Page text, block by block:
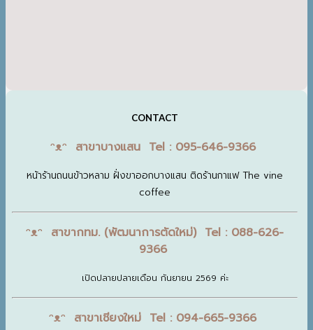
CONTACT
ᵔᴥᵔ สาขาบางแสน Tel : 095-646-9366
หน้าร้านถนนข้าวหลาม ฝั่งขาออกบางแสน ติดร้านกาแฟ The vine
coffee
ᵔᴥᵔ สาขากทม. (พัฒนาการตัดใหม่) Tel : 088-626-
9366
เปิดปลายปลายเดือน กันยายน 2569 ค่ะ
ᵔᴥᵔ สาขาเชียงใหม่ Tel : 094-665-9366